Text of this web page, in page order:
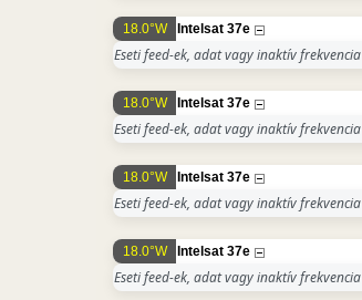
18.0°W Intelsat 37e
Eseti feed-ek, adat vagy inaktív frekvencia
18.0°W Intelsat 37e
Eseti feed-ek, adat vagy inaktív frekvencia
18.0°W Intelsat 37e
Eseti feed-ek, adat vagy inaktív frekvencia
18.0°W Intelsat 37e
Eseti feed-ek, adat vagy inaktív frekvencia